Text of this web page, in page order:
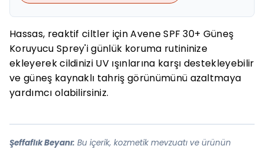
Hassas, reaktif ciltler için Avene SPF 30+ Güneş
Koruyucu Sprey'i günlük koruma rutininize
ekleyerek cildinizi UV ışınlarına karşı destekleyebilir
ve güneş kaynaklı tahriş görünümünü azaltmaya
yardımcı olabilirsiniz.
Şeffaflık Beyanı: Bu içerik, kozmetik mevzuatı ve ürünün